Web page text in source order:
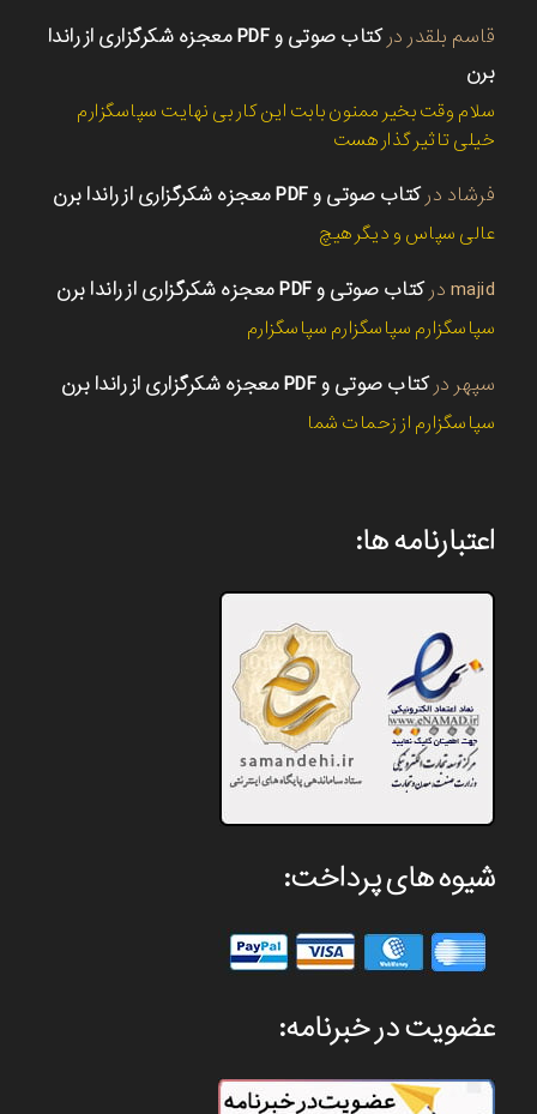
قاسم بلقدر در
کتاب صوتی و PDF معجزه شکرگزاری از راندا
برن
سلام وقت بخیر ممنون بابت این کار بی نهایت سپاسگزارم
خیلی تاثیر گذار هست
فرشاد درکتاب صوتی و PDF معجزه شکرگزاری از راندا برن
عالی سپاس و دیگر هیچ
majid درکتاب صوتی و PDF معجزه شکرگزاری از راندا برن
سپاسگزارم سپاسگزارم سپاسگزارم
سپهر درکتاب صوتی و PDF معجزه شکرگزاری از راندا برن
سپاسگزارم از زحمات شما
اعتبارنامه ها:
شیوه های پرداخت:
عضویت در خبرنامه: